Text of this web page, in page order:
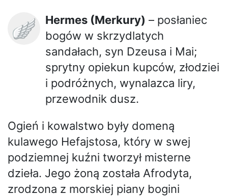
🪽 Hermes (Merkury) – posłaniec
bogów w skrzydlatych
sandałach, syn Dzeusa i Mai;
sprytny opiekun kupców, złodziei
i podróżnych, wynalazca liry,
przewodnik dusz.
Ogień i kowalstwo były domeną
kulawego Hefajstosa, który w swej
podziemnej kuźni tworzył misterne
dzieła. Jego żoną została Afrodyta,
zrodzona z morskiej piany bogini